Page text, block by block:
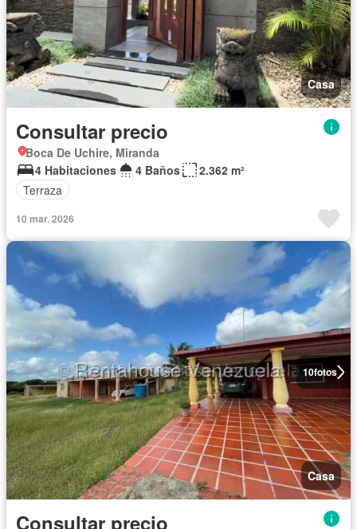
Casa
Consultar precio
Boca De Uchire, Miranda
4 Habitaciones
4 Baños
2.362 m²
Terraza
10 mar. 2026
10fotos
Casa
Consultar precio